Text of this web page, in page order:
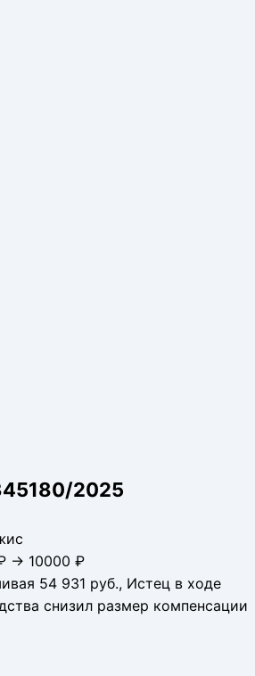
2025
→ 10000 ₽
54 931 руб., Истец в ходе
снизил размер компенсации